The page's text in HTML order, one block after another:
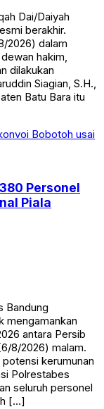
Dai/Daiyah
berakhir.
2026) dalam
hakim,
dilakukan
Siagian, S.H.,
Batu Bara itu
Personel
Piala
Bandung
mengamankan
antara Persib
8/2026) malam.
kerumunan
Polrestabes
seluruh personel
[…]